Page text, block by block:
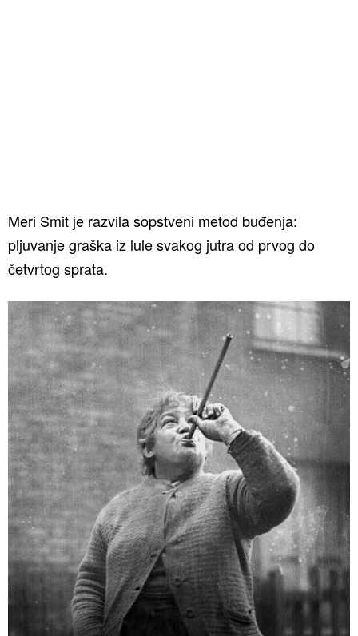
Meri Smit je razvila sopstveni metod buđenja:
pljuvanje graška iz lule svakog jutra od prvog do
četvrtog sprata.